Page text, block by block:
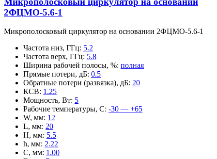
2ФЦМО-5.6-1
Микрополосковый циркулятор на основании 2ФЦМО-5.6-1
Частота низ, ГГц: 5.2
Частота верх, ГГц: 5.8
Ширина рабочей полосы, %: полная
Прямые потери, дБ: 0.5
Обратные потери (развязка), дБ: 20
КСВ: 1.25
Мощность, Вт: 5
Рабочие температуры, С: -30 — +65
W, мм: 12
L, мм: 20
H, мм: 5.5
h, мм: 2.22
C, мм: 1.00